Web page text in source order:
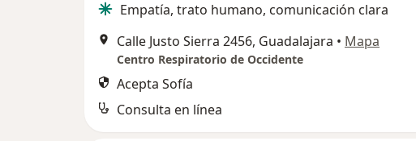
Empatía, trato humano, comunicación clara
Calle Justo Sierra 2456, Guadalajara • Mapa
Centro Respiratorio de Occidente
Acepta Sofía
Consulta en línea